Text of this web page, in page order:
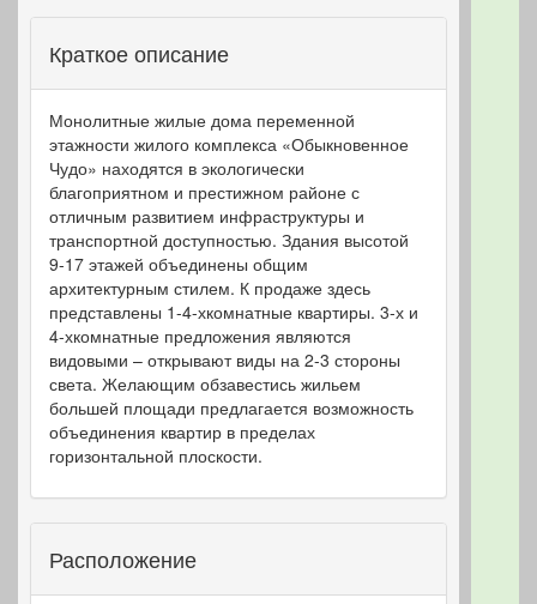
Краткое описание
Монолитные жилые дома переменной
этажности жилого комплекса «Обыкновенное
Чудо» находятся в экологически
благоприятном и престижном районе с
отличным развитием инфраструктуры и
транспортной доступностью. Здания высотой
9-17 этажей объединены общим
архитектурным стилем. К продаже здесь
представлены 1-4-хкомнатные квартиры. 3-х и
4-хкомнатные предложения являются
видовыми – открывают виды на 2-3 стороны
света. Желающим обзавестись жильем
большей площади предлагается возможность
объединения квартир в пределах
горизонтальной плоскости.
Расположение